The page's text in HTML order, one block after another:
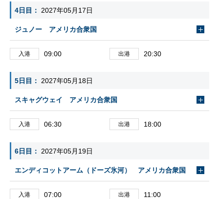
4日目 2027年05月17日
ジュノー アメリカ合衆国
入港 09:00 出港 20:30
5日目 2027年05月18日
スキャグウェイ アメリカ合衆国
入港 06:30 出港 18:00
6日目 2027年05月19日
エンディコットアーム（ドーズ氷河） アメリカ合衆国
入港 07:00 出港 11:00